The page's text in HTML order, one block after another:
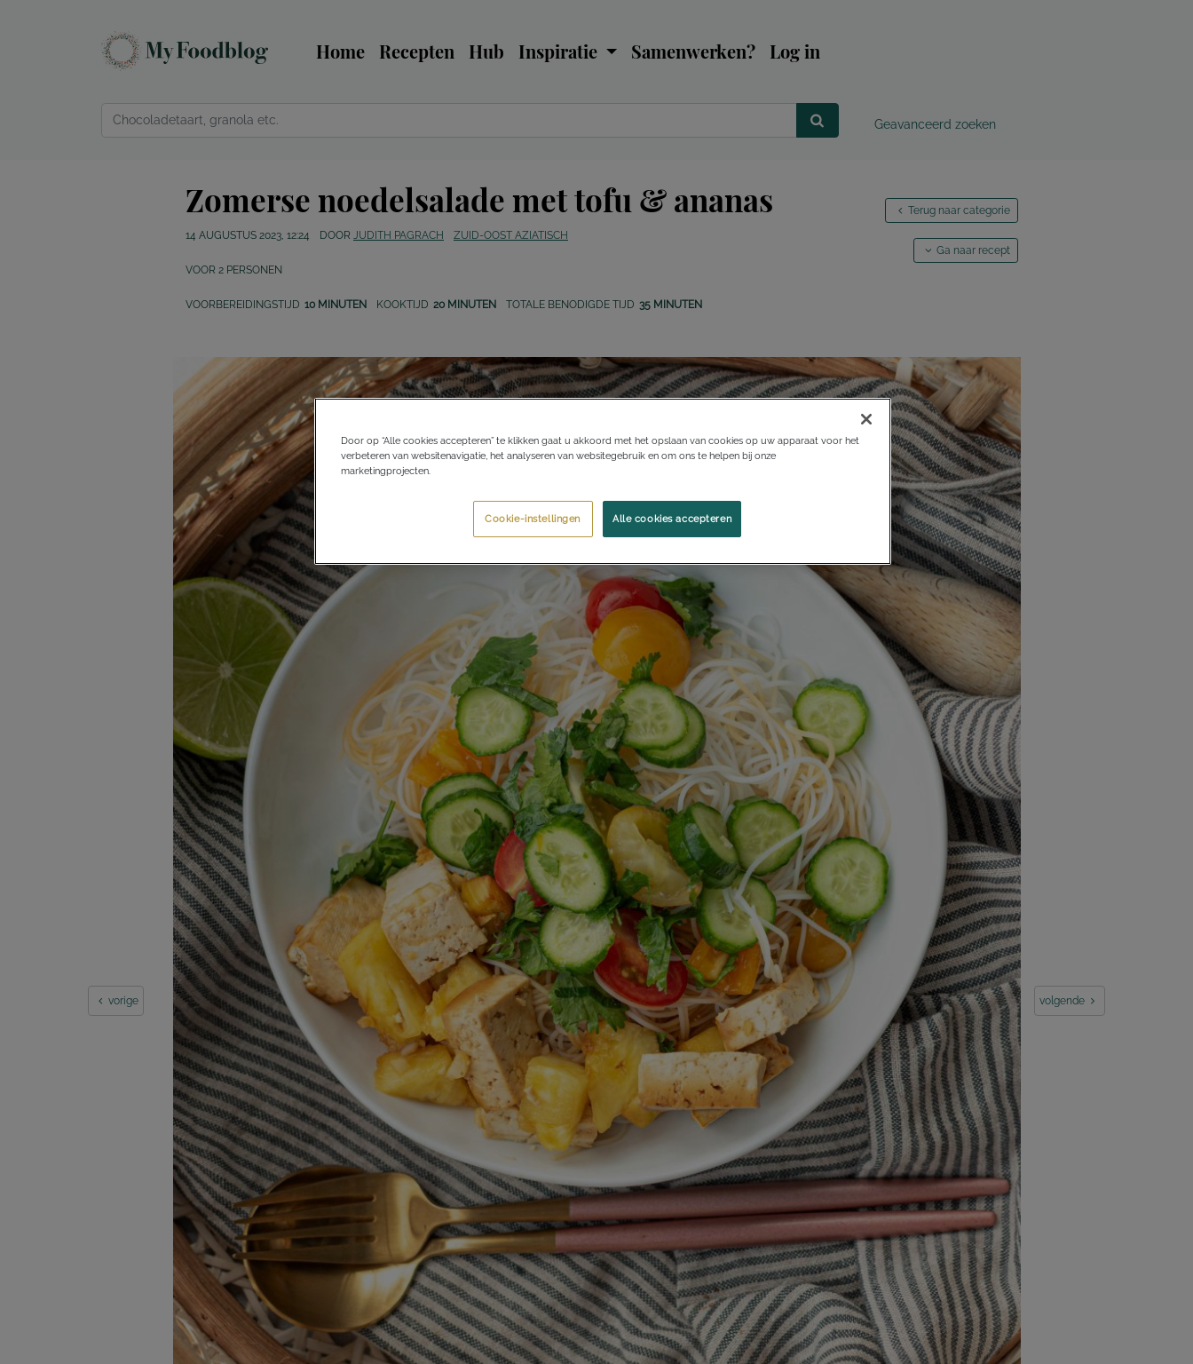
Home Recepten Hub Inspiratie Samenwerken? Log in
Geavanceerd zoeken
Zomerse noedelsalade met tofu & ananas
14 AUGUSTUS 2023, 12:24 DOOR JUDITH PAGRACH ZUID-OOST AZIATISCH
VOOR 2 PERSONEN
VOORBEREIDINGSTIJD 10 MINUTEN KOOKTIJD 20 MINUTEN TOTALE BENODIGDE TIJD 35 MINUTEN
Terug naar categorie
Ga naar recept
vorige volgende
Door op “Alle cookies accepteren” te klikken gaat u akkoord met het opslaan van cookies op uw apparaat voor het
verbeteren van websitenavigatie, het analyseren van websitegebruik en om ons te helpen bij onze
marketingprojecten.
Alle cookies accepteren
Cookie-instellingen